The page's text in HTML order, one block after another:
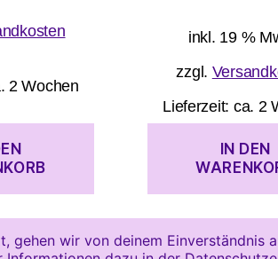
2 Wochen
inkl. 19 %
zzgl.
Lieferzeit: ca. 2
IN DEN
gehen wir von deinem Einverständnis